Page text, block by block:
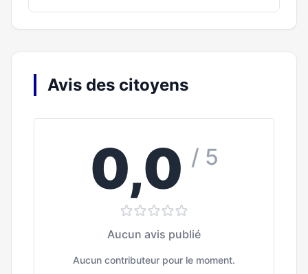
Avis des citoyens
0,0 / 5
Aucun avis publié
Aucun contributeur pour le moment.